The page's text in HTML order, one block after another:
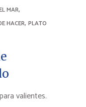
MAR,
HACER, PLATO
valientes.